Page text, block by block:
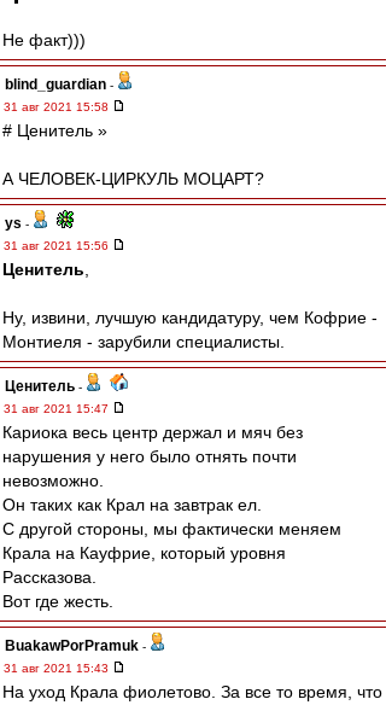
Не факт)))
blind_guardian -
31 авг 2021 15:58
# Ценитель »
А ЧЕЛОВЕК-ЦИРКУЛЬ МОЦАРТ?
ys -
31 авг 2021 15:56
Ценитель
Ну, извини, лучшую кандидатуру, чем Кофрие -
Монтиеля - зарубили специалисты.
Ценитель -
31 авг 2021 15:47
Кариока весь центр держал и мяч без
нарушения у него было отнять почти
невозможно.
Он таких как Крал на завтрак ел.
С другой стороны, мы фактически меняем
Крала на Кауфрие, который уровня
Рассказова.
Вот где жесть.
BuakawPorPramuk -
31 авг 2021 15:43
На уход Крала фиолетово. За все то время, что